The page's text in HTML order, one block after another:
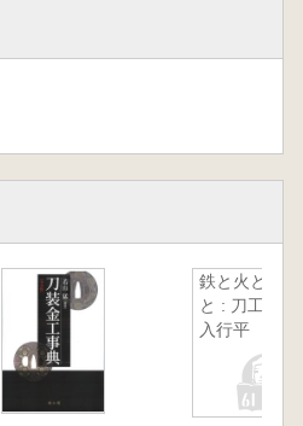
鉄と火と水
と : 刀工宮
入行平